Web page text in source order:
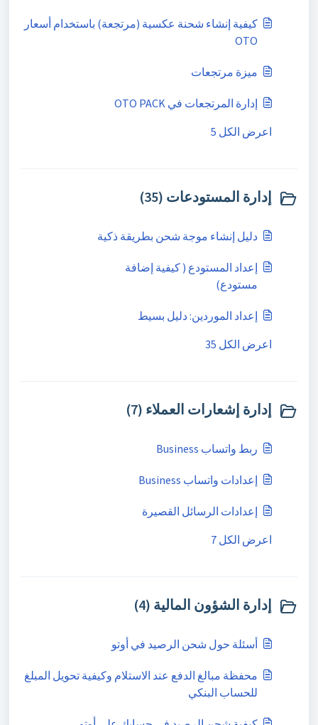
كيفية إنشاء شحنة عكسية (مرتجعة) باستخدام أسعار
OTO
ميزة مرتجعات
إدارة المرتجعات في OTO PACK
اعرض الكل 5
إدارة المستودعات (35)
دليل إنشاء موجة شحن بطريقة ذكية
إعداد المستودع ( كيفية إضافة
مستودع)
إعداد الموردين: دليل بسيط
اعرض الكل 35
إدارة إشعارات العملاء (7)
ربط واتساب Business
إعدادات واتساب Business
إعدادات الرسائل القصيرة
اعرض الكل 7
إدارة الشؤون المالية (4)
أسئلة حول شحن الرصيد في أوتو
محفظة مبالغ الدفع عند الاستلام وكيفية تحويل المبلغ
للحساب البنكي